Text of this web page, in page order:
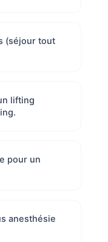
(séjour tout
lifting
pour un
anesthésie